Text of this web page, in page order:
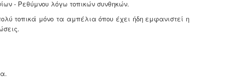
- Ρεθύμνου λόγω τοπικών συνθηκών.
τοπικά μόνο τα αμπέλια όπου έχει ήδη εμφανιστεί η